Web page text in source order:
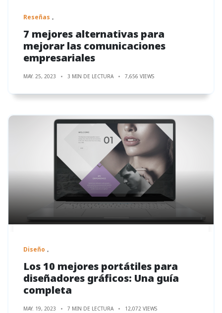
Reseñas
7 mejores alternativas para
mejorar las comunicaciones
empresariales
MAY. 25, 2023 3 MIN DE LECTURA 7,656 VIEWS
Diseño
Los 10 mejores portátiles para
diseñadores gráficos: Una guía
completa
MAY. 19, 2023 7 MIN DE LECTURA 12,072 VIEWS